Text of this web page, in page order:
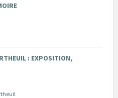
: EXPOSITION,